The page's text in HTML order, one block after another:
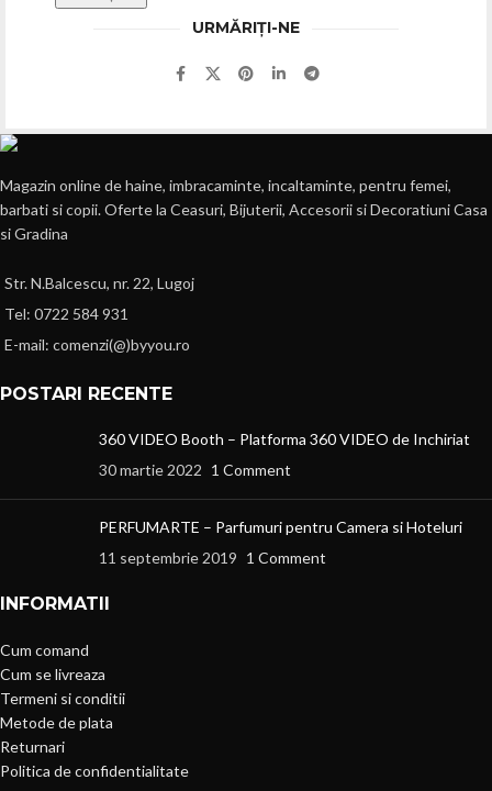
URMĂRIȚI-NE
Magazin online de haine, imbracaminte, incaltaminte, pentru femei,
barbati si copii. Oferte la Ceasuri, Bijuterii, Accesorii si Decoratiuni Casa
si Gradina
Str. N.Balcescu, nr. 22, Lugoj
Tel: 0722 584 931
E-mail: comenzi(@)byyou.ro
POSTARI RECENTE
360 VIDEO Booth – Platforma 360 VIDEO de Inchiriat
30 martie 2022 1 Comment
PERFUMARTE – Parfumuri pentru Camera si Hoteluri
11 septembrie 2019 1 Comment
INFORMATII
Cum comand
Cum se livreaza
Termeni si conditii
Metode de plata
Returnari
Politica de confidentialitate